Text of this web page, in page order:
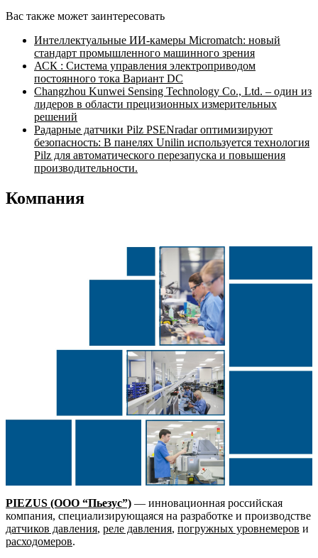
Вас также может заинтересовать
Интеллектуальные ИИ-камеры Micromatch: новый
стандарт промышленного машинного зрения
АСК : Система управления электроприводом
постоянного тока Вариант DC
Changzhou Kunwei Sensing Technology Co., Ltd. – один из
лидеров в области прецизионных измерительных
решений
Радарные датчики Pilz PSENradar оптимизируют
безопасность: В панелях Unilin используется технология
Pilz для автоматического перезапуска и повышения
производительности.
Компания
PIEZUS (ООО “Пьезус”) — инновационная российская
компания, специализирующаяся на разработке и производстве
датчиков давления, реле давления, погружных уровнемеров и
расходомеров.